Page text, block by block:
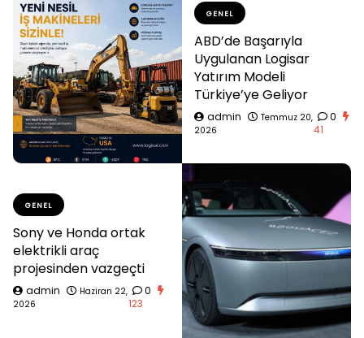
GENEL
ABD’de Başarıyla
Uygulanan Logisar
Yatırım Modeli
Türkiye’ye Geliyor
admin
Temmuz 20,
2026
0
41
GENEL
Sony ve Honda ortak
elektrikli araç
projesinden vazgeçti
admin
Haziran 22,
2026
0
123